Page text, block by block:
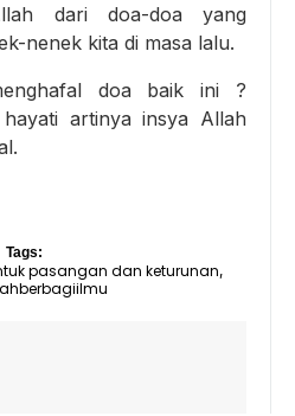
dari doa-doa yang
nenek kita di masa lalu.
doa baik ini ?
artinya insya Allah
Tags:
pasangan dan keturunan,